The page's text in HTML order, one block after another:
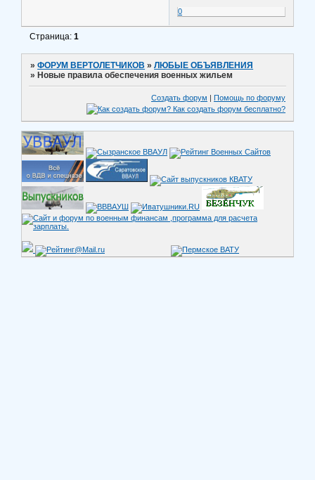
0
Страница:1
»ФОРУМ ВЕРТОЛЕТЧИКОВ »ЛЮБЫЕ ОБЪЯВЛЕНИЯ
» Новые правила обеспечения военных жильем
Создать форум | Помощь по форуму